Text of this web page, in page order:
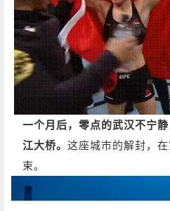
一个月后，零点的武汉不宁
江大桥。 这座城市的解封，
束。